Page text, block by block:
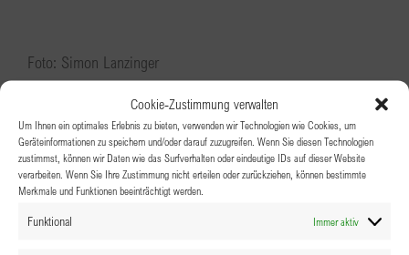
Cookie-Zustimmung verwalten
Um Ihnen ein optimales Erlebnis zu bieten, verwenden wir Technologien wie Cookies, um
Geräteinformationen zu speichern und/oder darauf zuzugreifen. Wenn Sie diesen Technologien
zustimmst, können wir Daten wie das Surfverhalten oder eindeutige IDs auf dieser Website
verarbeiten. Wenn Sie Ihre Zustimmung nicht erteilen oder zurückziehen, können bestimmte
Merkmale und Funktionen beeinträchtigt werden.
Funktional Immer aktiv
Foto: Simon Lanzinger
Ähnliche Veranstaltungen